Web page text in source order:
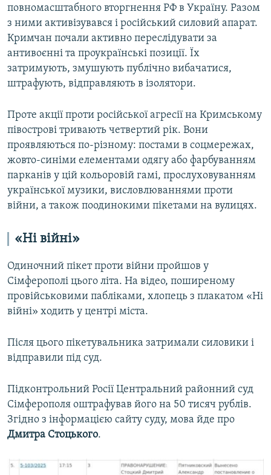
повномасштабного вторгнення РФ в Україну. Разом
з ними активізувався і російський силовий апарат.
Кримчан почали активно переслідувати за
антивоєнні та проукраїнські позиції. Їх
затримують, змушують публічно вибачатися,
штрафують, відправляють в ізолятори.
Проте акції проти російської агресії на Кримському
півострові тривають четвертий рік. Вони
проявляються по-різному: постами в соцмережах,
жовто-синіми елементами одягу або фарбуванням
парканів у цій кольоровій гамі, прослуховуванням
української музики, висловлюваннями проти
війни, а також поодинокими пікетами на вулицях.
«Ні війні»
Одиночний пікет проти війни пройшов у
Сімферополі цього літа. На відео, поширеному
провійськовими пабліками, хлопець з плакатом «Ні
війні» ходить у центрі міста.
Після цього пікетувальника затримали силовики і
відправили під суд.
Підконтрольний Росії Центральний районний суд
Сімферополя оштрафував його на 50 тисяч рублів.
Згідно з інформацією сайту суду, мова йде про
Дмитра Стоцького.